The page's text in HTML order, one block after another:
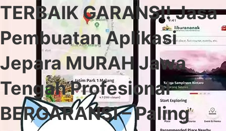
TERBAIK GARANSI! Jasa
Pembuatan Aplikasi
Jepara MURAH Jawa
Tengah Profesional
BERGARANSI – Paling